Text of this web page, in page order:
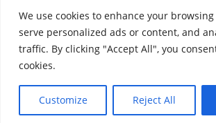
We use cookies to enhance your
serve personalized ads or content, and
traffic. By clicking "Accept All", you
cookies.
Customize Reject All
León. Todos los derechos reservados.